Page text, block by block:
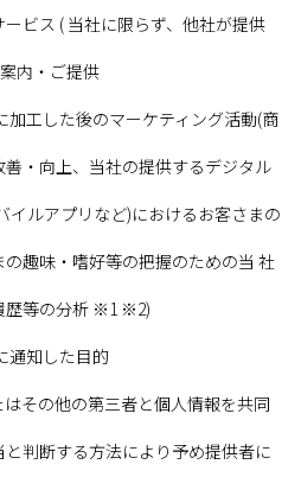
ビス ( 当社に限らず、他社が提供
内・ご提供
工した後のマーケティング活動(商
・向上、当社の提供するデジタル
イルアプリなど)におけるお客さまの
趣味・嗜好等の把握のための当 社
歴等の分析 ※1 ※2)
通知した目的
その他の第三者と個人情報を共同
判断する方法により予め提供者に